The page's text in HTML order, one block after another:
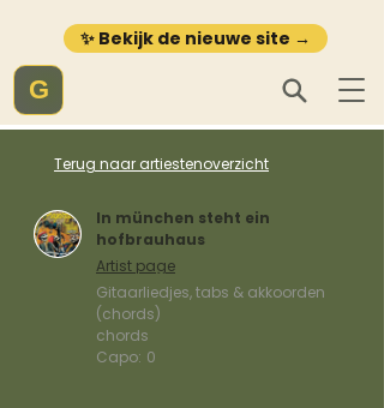
✨ Bekijk de nieuwe site →
G
Terug naar artiestenoverzicht
In münchen steht ein
hofbrauhaus
Artist page
Gitaarliedjes, tabs & akkoorden
(chords)
chords
Capo: 0